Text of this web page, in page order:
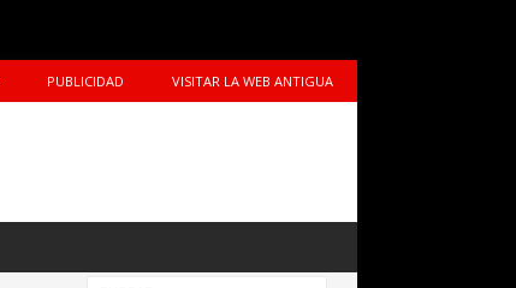
PUBLICIDAD VISITAR LA WEB ANTIGUA